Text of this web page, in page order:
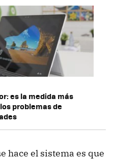
es la medida más
problemas de
hace el sistema es que